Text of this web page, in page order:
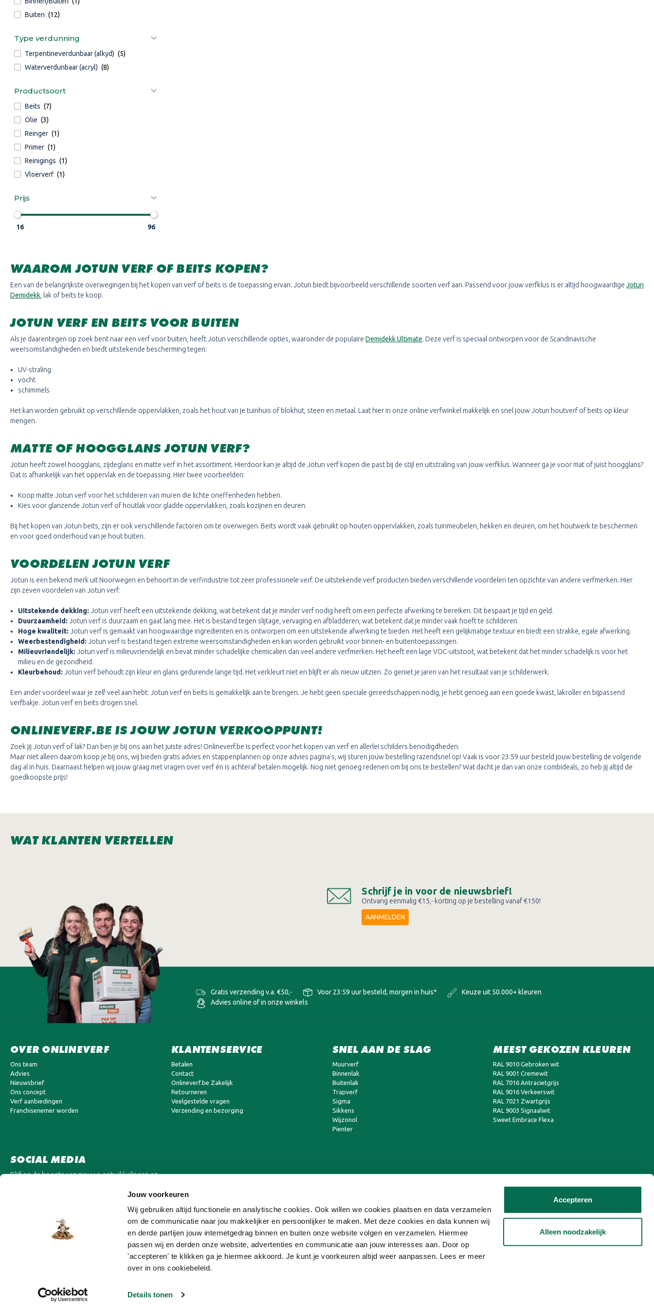
Jouw voorkeuren
Wij gebruiken altijd functionele en analytische cookies. Ook willen we cookies plaatsen en data verzamelen
om de communicatie naar jou makkelijker en persoonlijker te maken. Met deze cookies en data kunnen wij
en derde partijen jouw internetgedrag binnen en buiten onze website volgen en verzamelen. Hiermee
passen wij en derden onze website, advertenties en communicatie aan jouw interesses aan. Door op
'accepteren' te klikken ga je hiermee akkoord. Je kunt je voorkeuren altijd weer aanpassen. Lees er meer
over in ons cookiebeleid.
Details tonen
Accepteren
Alleen noodzakelijk
Buiten (12)
Type verdunning
Terpentineverdunbaar (alkyd) (5)
Waterverdunbaar (acryl) (8)
Productsoort
Beits (7)
Olie (3)
Reinger (1)
Primer (1)
Reinigings (1)
Vloerverf (1)
Prijs
16 96
WAAROM JOTUN VERF OF BEITS KOPEN?
Een van de belangrijkste overwegingen bij het kopen van verf of beits is de toepassing ervan. Jotun biedt bijvoorbeeld verschillende soorten verf aan. Passend voor jouw verfklus is er altijd hoogwaardige Jotun
Demidekk , lak of beits te koop.
JOTUN VERF EN BEITS VOOR BUITEN
Als je daarentegen op zoek bent naar een verf voor buiten, heeft Jotun verschillende opties, waaronder de populaire Demidekk Ultimate. Deze verf is speciaal ontworpen voor de Scandinavische
weersomstandigheden en biedt uitstekende bescherming tegen:
UV-straling
vocht
schimmels
Het kan worden gebruikt op verschillende oppervlakken, zoals het hout van je tuinhuis of blokhut, steen en metaal. Laat hier in onze online verfwinkel makkelijk en snel jouw Jotun houtverf of beits op kleur
mengen.
MATTE OF HOOGGLANS JOTUN VERF?
Jotun heeft zowel hoogglans, zijdeglans en matte verf in het assortiment. Hierdoor kan je altijd de Jotun verf kopen die past bij de stijl en uitstraling van jouw verfklus. Wanneer ga je voor mat of juist hoogglans?
Dat is afhankelijk van het oppervlak en de toepassing. Hier twee voorbeelden:
Koop matte Jotun verf voor het schilderen van muren die lichte oneffenheden hebben.
Kies voor glanzende Jotun verf of houtlak voor gladde oppervlakken, zoals kozijnen en deuren.
Bij het kopen van Jotun beits, zijn er ook verschillende factoren om te overwegen. Beits wordt vaak gebruikt op houten oppervlakken, zoals tuinmeubelen, hekken en deuren, om het houtwerk te beschermen
en voor goed onderhoud van je hout buiten.
VOORDELEN JOTUN VERF
Jotun is een bekend merk uit Noorwegen en behoort in de verfindustrie tot zeer professionele verf. De uitstekende verf producten bieden verschillende voordelen ten opzichte van andere verfmerken. Hier
zijn zeven voordelen van Jotun verf:
Uitstekende dekking: Jotun verf heeft een uitstekende dekking, wat betekent dat je minder verf nodig heeft om een perfecte afwerking te bereiken. Dit bespaart je tijd en geld.
Duurzaamheid: Jotun verf is duurzaam en gaat lang mee. Het is bestand tegen slijtage, vervaging en afbladderen, wat betekent dat je minder vaak hoeft te schilderen.
Hoge kwaliteit: Jotun verf is gemaakt van hoogwaardige ingrediënten en is ontworpen om een uitstekende afwerking te bieden. Het heeft een gelijkmatige textuur en biedt een strakke, egale afwerking.
Weerbestendigheid: Jotun verf is bestand tegen extreme weersomstandigheden en kan worden gebruikt voor binnen- en buitentoepassingen.
Milieuvriendelijk: Jotun verf is milieuvriendelijk en bevat minder schadelijke chemicaliën dan veel andere verfmerken. Het heeft een lage VOC-uitstoot, wat betekent dat het minder schadelijk is voor het
milieu en de gezondheid.
Kleurbehoud: Jotun verf behoudt zijn kleur en glans gedurende lange tijd. Het verkleurt niet en blijft er als nieuw uitzien. Zo geniet je jaren van het resultaat van je schilderwerk.
Een ander voordeel waar je zelf veel aan hebt: Jotun verf en beits is gemakkelijk aan te brengen. Je hebt geen speciale gereedschappen nodig, je hebt genoeg aan een goede kwast, lakroller en bijpassend
verfbakje. Jotun verf en beits drogen snel.
ONLINEVERF.BE IS JOUW JOTUN VERKOOPPUNT!
Zoek jij Jotun verf of lak? Dan ben je bij ons aan het juiste adres! Onlineverf.be is perfect voor het kopen van verf en allerlei schilders benodigdheden.
Maar niet alleen daarom koop je bij ons, wij bieden gratis advies en stappenplannen op onze advies pagina's, wij sturen jouw bestelling razendsnel op! Vaak is voor 23:59 uur besteld jouw bestelling de volgende
dag al in huis. Daarnaast helpen wij jouw graag met vragen over verf én is achteraf betalen mogelijk. Nog niet genoeg redenen om bij ons te bestellen? Wat dacht je dan van onze combideals, zo heb jij altijd de
goedkoopste prijs!
WAT KLANTEN VERTELLEN
Schrijf je in voor de nieuwsbrief!
Ontvang eenmalig €15,- korting op je bestelling vanaf €150!
AANMELDEN
Gratis verzending v.a. €50,- Voor 23:59 uur besteld, morgen in huis*
Keuze uit 50.000+ kleuren
Advies online of in onze winkels
OVER ONLINEVERF
Ons team
Advies
Nieuwsbrief
Ons concept
Verf aanbiedingen
Franchisenemer worden
KLANTENSERVICE
Betalen
Contact
Onlineverf.be Zakelijk
Retourneren
Veelgestelde vragen
Verzending en bezorging
SNEL AAN DE SLAG
Muurverf
Binnenlak
Buitenlak
Trapverf
Sigma
Sikkens
Wijzonol
Pienter
MEEST GEKOZEN KLEUREN
RAL 9010 Gebroken wit
RAL 9001 Cremewit
RAL 7016 Antracietgrijs
RAL 9016 Verkeerswit
RAL 7021 Zwartgrijs
RAL 9003 Signaalwit
Sweet Embrace Flexa
SOCIAL MEDIA
Blijf op de hoogte van nieuwe ontwikkelingen en